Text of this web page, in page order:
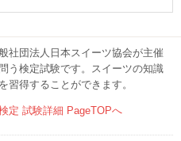
社団法人日本スイーツ協会が主催
う検定試験です。スイーツの知識
習得することができます。
定 試験詳細 PageTOPへ